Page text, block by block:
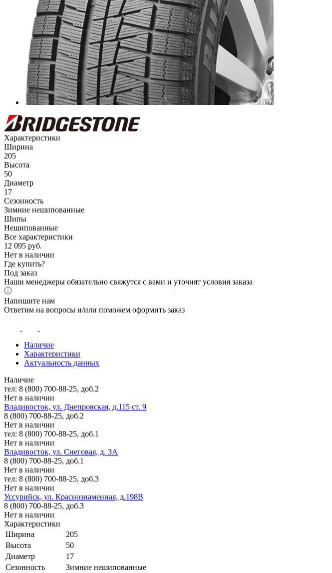
Характеристики
Ширина
205
Высота
50
Диаметр
17
Сезонность
Зимние нешипованные
Шипы
Нешипованные
Все характеристики
12 095 руб.
Нет в наличии
Где купить?
Под заказ
Наши менеджеры обязательно свяжутся с вами и уточнят условия заказа
Напишите нам
Ответим на вопросы и/или поможем оформить заказ
Наличие
Характеристики
Актуальность данных
Наличие
тел: 8 (800) 700-88-25, доб.2
Нет в наличии
Владивосток, ул. Днепровская, д.115 ст. 9
8 (800) 700-88-25, доб.2
Нет в наличии
тел: 8 (800) 700-88-25, доб.1
Нет в наличии
Владивосток, ул. Снеговая, д. 3А
8 (800) 700-88-25, доб.1
Нет в наличии
тел: 8 (800) 700-88-25, доб.3
Нет в наличии
Уссурийск, ул. Краснознаменная, д.198В
8 (800) 700-88-25, доб.3
Нет в наличии
Характеристики
Ширина
205
Высота
50
Диаметр
17
Сезонность
Зимние нешипованные